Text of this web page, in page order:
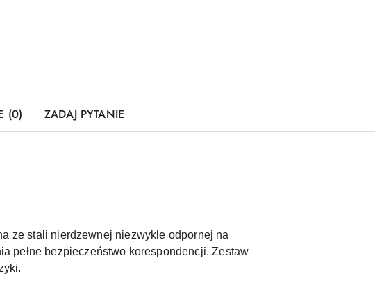
(0) ZADAJ PYTANIE
ze stali nierdzewnej niezwykle odpornej na
pełne bezpieczeństwo korespondencji. Zestaw